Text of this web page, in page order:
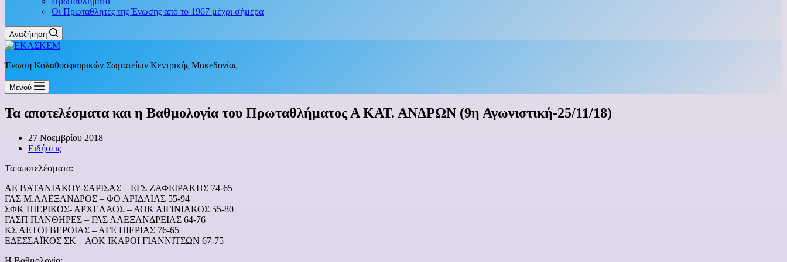
Οι Πρωταθλητές της Ένωσης από το 1967 μέχρι σήμερα
Αναζήτηση
Ένωση Καλαθοσφαιρικών Σωματείων Κεντρικής Μακεδονίας
Μενού
Τα αποτελέσματα και η Βαθμολογία του Πρωταθλήματος Α ΚΑΤ. ΑΝΔΡΩΝ (9η Αγωνιστική-25/11/18)
27 Νοεμβρίου 2018
Ειδήσεις
Τα αποτελέσματα:
ΑΕ ΒΑΤΑΝΙΑΚΟΥ-ΣΑΡΙΣΑΣ – ΕΓΣ ΖΑΦΕΙΡΑΚΗΣ 74-65
ΓΑΣ Μ.ΑΛΕΞΑΝΔΡΟΣ – ΦΟ ΑΡΙΔΑΙΑΣ 55-94
ΣΦΚ ΠΙΕΡΙΚΟΣ- ΑΡΧΕΛΑΟΣ – ΑΟΚ ΑΙΓΙΝΙΑΚΟΣ 55-80
ΓΑΣΠ ΠΑΝΘΗΡΕΣ – ΓΑΣ ΑΛΕΞΑΝΔΡΕΙΑΣ 64-76
ΚΣ ΑΕΤΟΙ ΒΕΡΟΙΑΣ – ΑΓΕ ΠΙΕΡΙΑΣ 76-65
ΕΔΕΣΣΑΪΚΟΣ ΣΚ – ΑΟΚ ΙΚΑΡΟΙ ΓΙΑΝΝΙΤΣΩΝ 67-75